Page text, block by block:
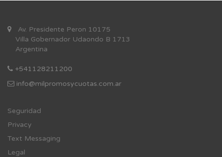
Av. Presidente Peron 10175
Villa Gobernador Udaondo B 1713
Argentina
+541128211200
info@milpromosycuotas.com.ar
Seguridad
Privacy
Text Messaging
Legal